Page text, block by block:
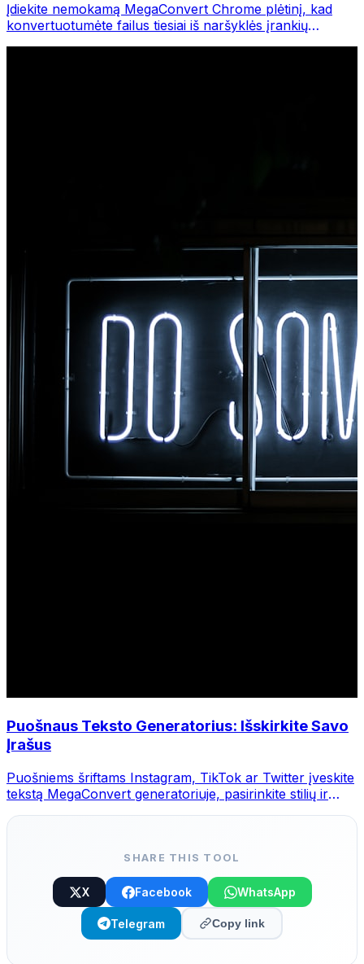
Įdiekite nemokamą MegaConvert Chrome plėtinį, kad
konvertuotumėte failus tiesiai iš naršyklės įrankių
Puošnaus Teksto Generatorius: Išskirkite Savo
Įrašus
Puošniems šriftams Instagram, TikTok ar Twitter įveskite
tekstą MegaConvert generatoriuje, pasirinkite stilių ir
SHARE THIS TOOL
X Facebook WhatsApp
Telegram Copy link